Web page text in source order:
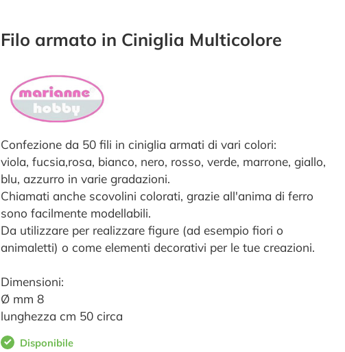
Filo armato in Ciniglia Multicolore
Confezione da 50 fili in ciniglia armati di vari colori:
viola, fucsia,rosa, bianco, nero, rosso, verde, marrone, giallo,
blu, azzurro in varie gradazioni.
Chiamati anche scovolini colorati, grazie all'anima di ferro
sono facilmente modellabili.
Da utilizzare per realizzare figure (ad esempio fiori o
animaletti) o come elementi decorativi per le tue creazioni.
Dimensioni:
Ø mm 8
lunghezza cm 50 circa
Disponibile